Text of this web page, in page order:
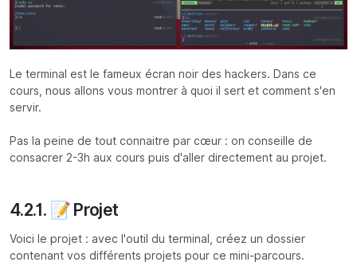
Le terminal est le fameux écran noir des hackers. Dans ce
cours, nous allons vous montrer à quoi il sert et comment s'en
servir.
Pas la peine de tout connaitre par cœur : on conseille de
consacrer 2-3h aux cours puis d'aller directement au projet.
4.2.1. 📝 Projet
Voici le projet : avec l'outil du terminal, créez un dossier
contenant vos différents projets pour ce mini-parcours.